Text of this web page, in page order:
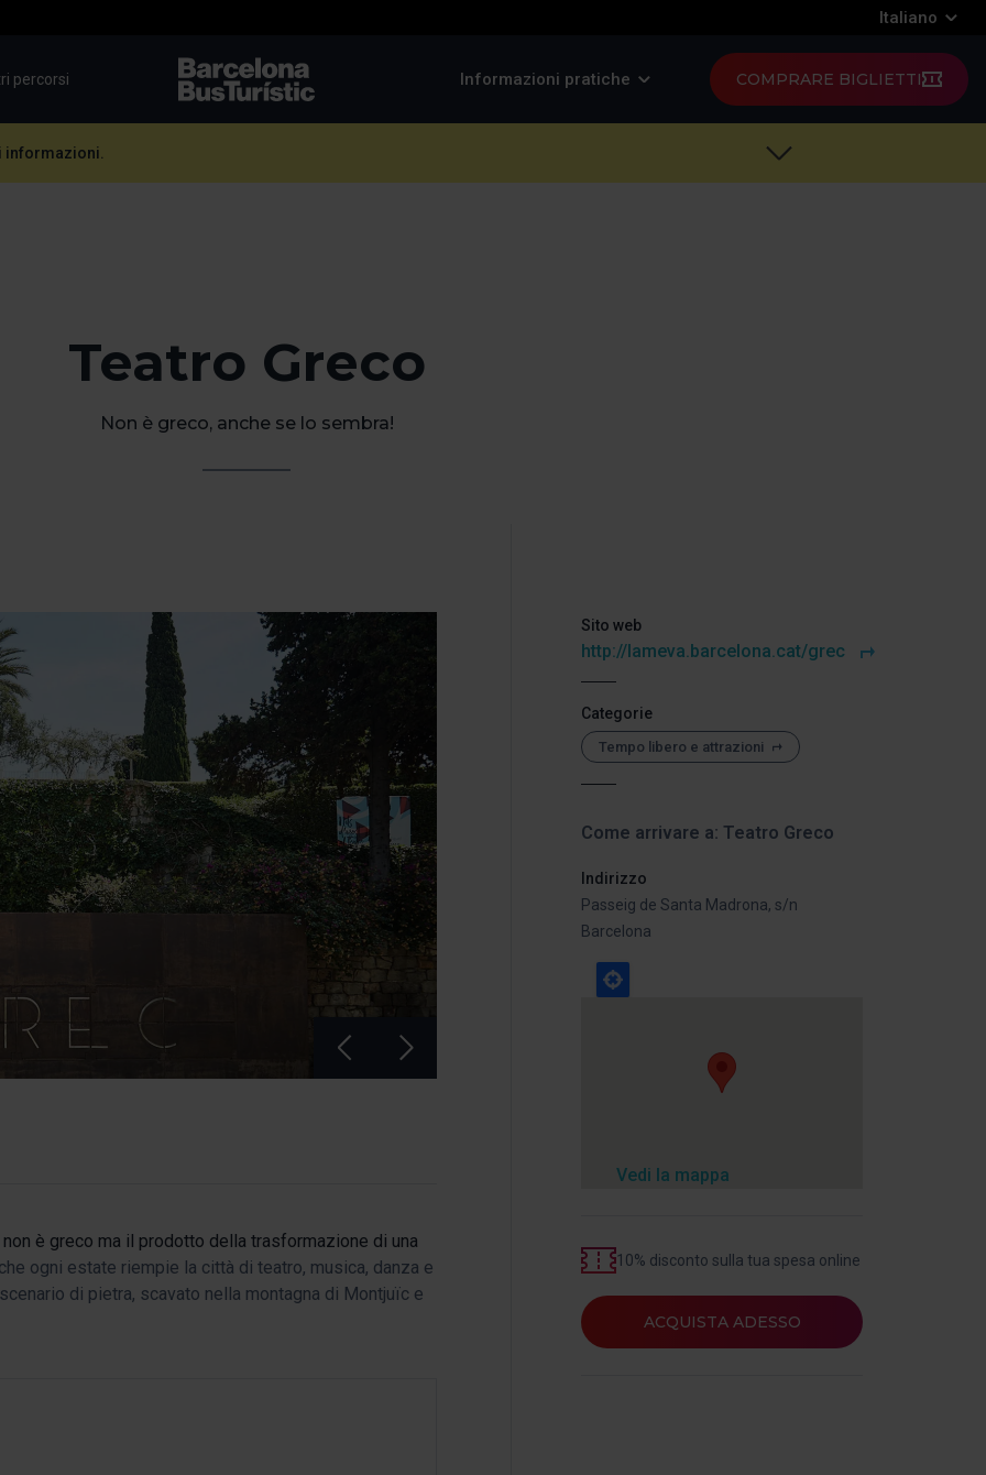
Italiano
percorsi Informazioni pratiche COMPRARE BIGLIETTI
informazioni.
Teatro Greco
Non è greco, anche se lo sembra!
è greco ma il prodotto della trasformazione di una
ogni estate riempie la città di teatro, musica, danza e
di pietra, scavato nella montagna di Montjuïc e
Sito web
http://lameva.barcelona.cat/grec
Categorie
Tempo libero e attrazioni
Come arrivare a: Teatro Greco
Indirizzo
Passeig de Santa Madrona, s/n
Barcelona
Vedi la mappa
10% disconto sulla tua spesa online
ACQUISTA ADESSO